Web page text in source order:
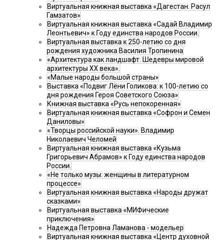
Виртуальная книжная выставка «Дагестан. Расул
Гамзатов»
Виртуальная книжная выставка «Садай Владимир
Леонтьевич» к Году единства народов России.
Виртуальная выставка к 250-летию со дня
рождения художника Василия Тропинина
«Архитектура как ландшафт. Шедевры мировой
архитектуры XX века».
«Малые народы большой страны»
Выставка «Подвиг Лёни Голикова: к 100-летию со
дня рождения Героя Советского Союза»
Книжная выставка «Русь непокоренная»
Виртуальная книжная выставка «Софрон и Семен
Даниловы»
«Творцы российской науки». Владимир
Николаевич Челомей
Виртуальная книжная выставка «Кузьма
Григорьевич Абрамов» к Году единства народов
России.
«Не только музы: женщины в литературном
процессе»
Виртуальная книжная выставка «Народы дружат
сказками»
Виртуальная выставка «МИФические
приключения»
Надежда Петровна Ламанова - модельер
Виртуальная книжная выставка «Центр духовной